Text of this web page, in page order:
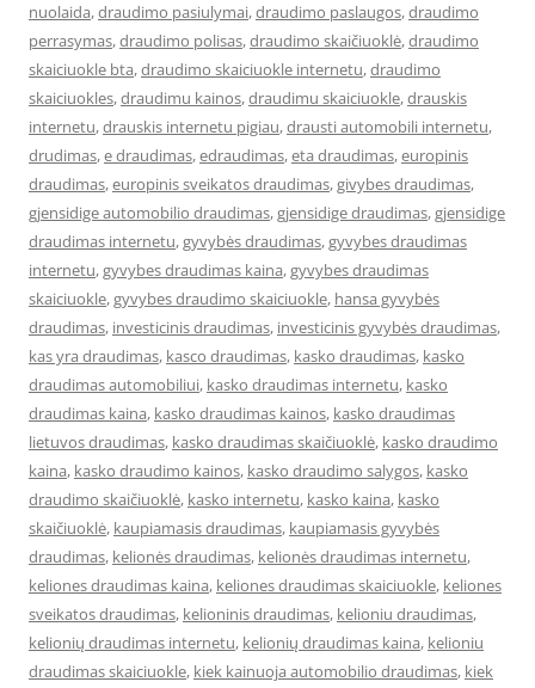
nuolaida,draudimo pasiulymai,draudimo paslaugos,draudimo
perrasymas,draudimo polisas,draudimo skaičiuoklė,draudimo
skaiciuokle bta,draudimo skaiciuokle internetu,draudimo
skaiciuokles,draudimu kainos,draudimu skaiciuokle,drauskis
internetu,drauskis internetu pigiau,drausti automobili internetu,
drudimas,e draudimas,edraudimas,eta draudimas,europinis
draudimas,europinis sveikatos draudimas,givybes draudimas,
gjensidige automobilio draudimas,gjensidige draudimas,gjensidige
draudimas internetu,gyvybės draudimas,gyvybes draudimas
internetu,gyvybes draudimas kaina,gyvybes draudimas
skaiciuokle,gyvybes draudimo skaiciuokle, hansa gyvybės
draudimas, investicinis draudimas, investicinis gyvybės draudimas,
kas yra draudimas, kasco draudimas, kasko draudimas, kasko
draudimas automobiliui, kasko draudimas internetu, kasko
draudimas kaina, kasko draudimas kainos, kasko draudimas
lietuvos draudimas, kasko draudimas skaičiuoklė, kasko draudimo
kaina, kasko draudimo kainos, kasko draudimo salygos, kasko
draudimo skaičiuoklė, kasko internetu, kasko kaina, kasko
skaičiuoklė, kaupiamasis draudimas, kaupiamasis gyvybės
draudimas, kelionės draudimas, kelionės draudimas internetu,
keliones draudimas kaina, keliones draudimas skaiciuokle, keliones
sveikatos draudimas, kelioninis draudimas, kelioniu draudimas,
kelionių draudimas internetu, kelionių draudimas kaina, kelioniu
draudimas skaiciuokle, kiek kainuoja automobilio draudimas, kiek